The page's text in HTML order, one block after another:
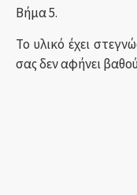
Βήμα 5.
Το υλικό έχει
σας δεν αφήνει